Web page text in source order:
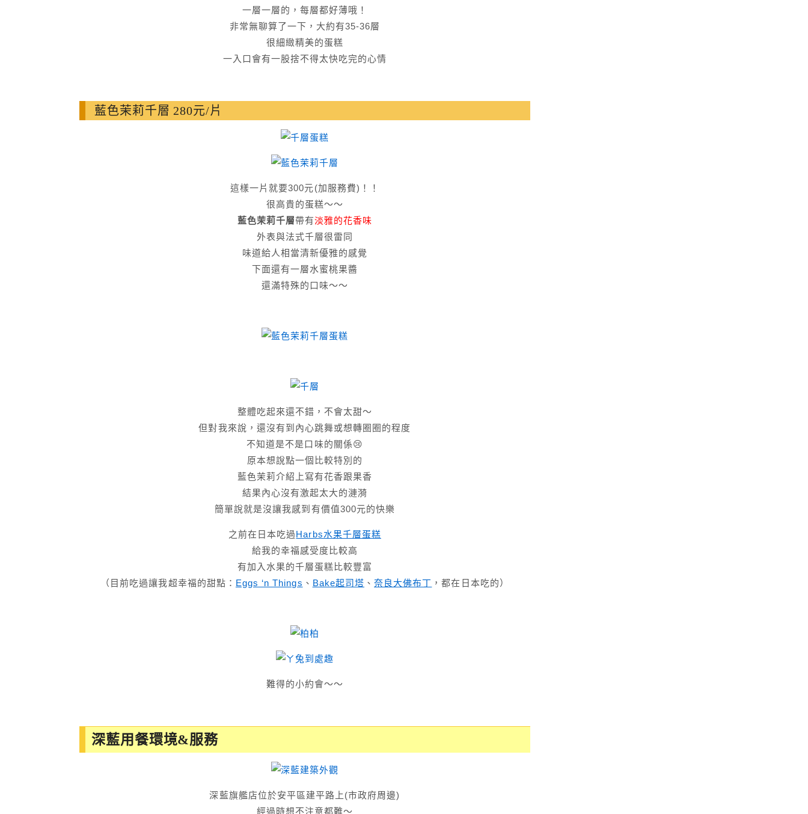
一層一層的，每層都好薄哦！
非常無聊算了一下，大約有35-36層
很細緻精美的蛋糕
一入口會有一股捨不得太快吃完的心情
藍色茉莉千層 280元/片
這樣一片就要300元(加服務費)！！
很高貴的蛋糕～～
藍色茉莉千層帶有淡雅的花香味
外表與法式千層很雷同
味道給人相當清新優雅的感覺
下面還有一層水蜜桃果醬
還滿特殊的口味～～
整體吃起來還不錯，不會太甜～
但對我來說，還沒有到內心跳舞或想轉圈圈的程度
不知道是不是口味的關係😢
原本想說點一個比較特別的
藍色茉莉介紹上寫有花香跟果香
結果內心沒有激起太大的漣漪
簡單說就是沒讓我感到有價值300元的快樂
之前在日本吃過Harbs水果千層蛋糕
給我的幸福感受度比較高
有加入水果的千層蛋糕比較豐富
（目前吃過讓我超幸福的甜點： Eggs ‘n Things 、 Bake起司塔 、奈良大佛布丁 ，都在日本吃的）
難得的小約會～～
深藍用餐環境&服務
深藍旗艦店位於安平區建平路上(市政府周邊)
經過時想不注意都難～